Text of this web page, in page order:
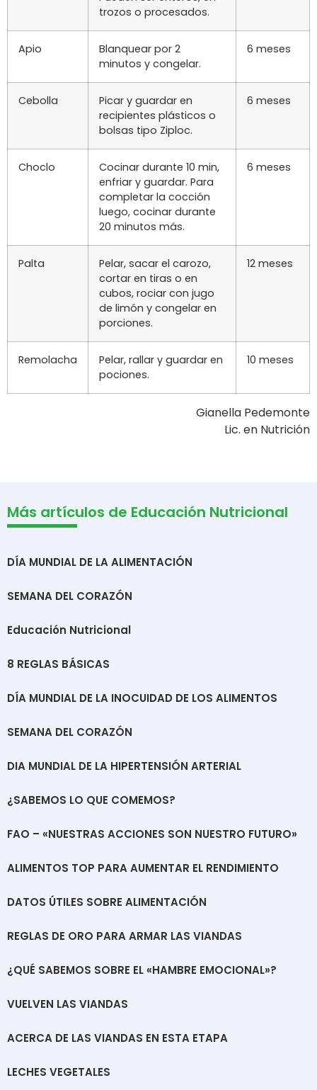
trozos o procesados.
Apio
Blanquear por 2
minutos y congelar.
6 meses
Cebolla
Picar y guardar en
recipientes plásticos o
bolsas tipo Ziploc.
6 meses
Choclo
Cocinar durante 10 min,
enfriar y guardar. Para
completar la cocción
luego, cocinar durante
20 minutos más.
6 meses
Palta
Pelar, sacar el carozo,
cortar en tiras o en
cubos, rociar con jugo
de limón y congelar en
porciones.
12 meses
Remolacha
Pelar, rallar y guardar en
pociones.
10 meses
Gianella Pedemonte
Lic. en Nutrición
Más artículos de Educación Nutricional
DÍA MUNDIAL DE LA ALIMENTACIÓN
SEMANA DEL CORAZÓN
Educación Nutricional
8 REGLAS BÁSICAS
DÍA MUNDIAL DE LA INOCUIDAD DE LOS ALIMENTOS
SEMANA DEL CORAZÓN
DIA MUNDIAL DE LA HIPERTENSIÓN ARTERIAL
¿SABEMOS LO QUE COMEMOS?
FAO – «NUESTRAS ACCIONES SON NUESTRO FUTURO»
ALIMENTOS TOP PARA AUMENTAR EL RENDIMIENTO
DATOS ÚTILES SOBRE ALIMENTACIÓN
REGLAS DE ORO PARA ARMAR LAS VIANDAS
¿QUÉ SABEMOS SOBRE EL «HAMBRE EMOCIONAL»?
VUELVEN LAS VIANDAS
ACERCA DE LAS VIANDAS EN ESTA ETAPA
LECHES VEGETALES